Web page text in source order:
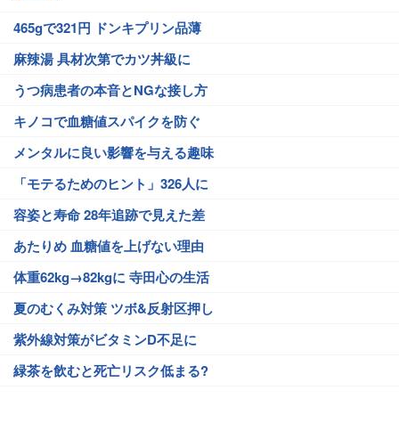
465gで321円 ドンキプリン品薄
麻辣湯 具材次第でカツ丼級に
うつ病患者の本音とNGな接し方
キノコで血糖値スパイクを防ぐ
メンタルに良い影響を与える趣味
「モテるためのヒント」326人に
容姿と寿命 28年追跡で見えた差
あたりめ 血糖値を上げない理由
体重62kg→82kgに 寺田心の生活
夏のむくみ対策 ツボ&反射区押し
紫外線対策がビタミンD不足に
緑茶を飲むと死亡リスク低まる?